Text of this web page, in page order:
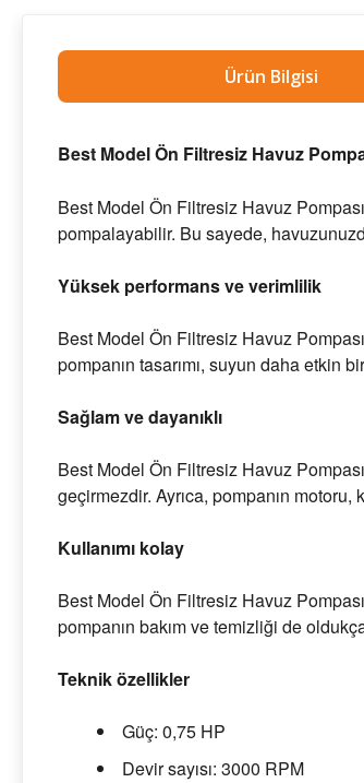
Ürün Bilgisi
Best Model Ön Filtresiz Havuz
Best Model Ön Filtresiz Havuz
pompalayabilir. Bu sayede,
Yüksek performans ve verimlilik
Best Model Ön Filtresiz Havuz
pompanın tasarımı, suyun daha etkin
Sağlam ve dayanıklı
Best Model Ön Filtresiz Havuz
geçirmezdir. Ayrıca, pompanın
Kullanımı kolay
Best Model Ön Filtresiz Havuz
pompanın bakım ve temizliği de
Teknik özellikler
Güç: 0,75 HP
Devir sayısı: 3000 RPM